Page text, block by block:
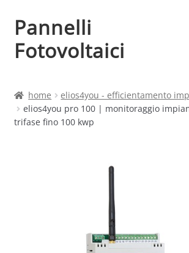
Vai
alla
navigazione
Vai
al
contenuto
Pannelli
Fotovoltaici
Cart
home
elios4you - efficientamento
elios4you pro 100 | monitoraggio
trifase fino 100 kwp